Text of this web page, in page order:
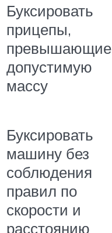
Буксировать
прицепы,
превышающие
допустимую
массу
Буксировать
машину без
соблюдения
правил по
скорости и
расстоянию